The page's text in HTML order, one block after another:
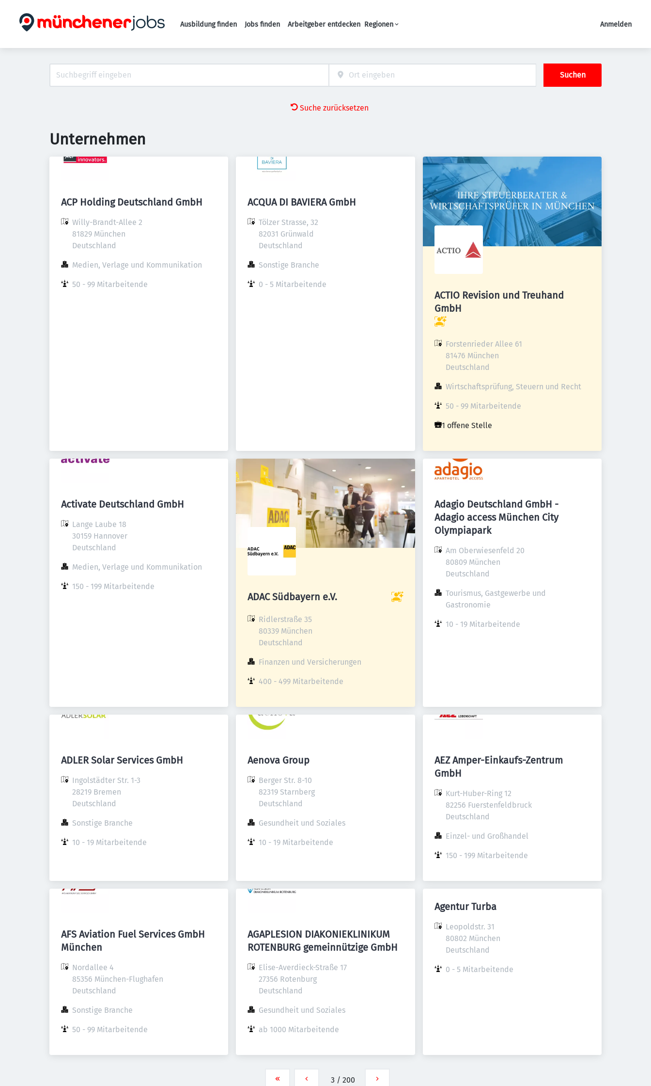
Haupt-Navigation
Ausbildung finden Jobs finden Arbeitgeber entdecken Regionen Anmelden
Suchen
Suche zurücksetzen
Unternehmen
ACP Holding Deutschland GmbH
Willy-Brandt-Allee 2
81829 München
Deutschland
Medien, Verlage und Kommunikation
50 - 99 Mitarbeitende
ACQUA DI BAVIERA GmbH
Tölzer Strasse, 32
82031 Grünwald
Deutschland
Sonstige Branche
0 - 5 Mitarbeitende
ACTIO Revision und Treuhand
GmbH
Forstenrieder Allee 61
81476 München
Deutschland
Wirtschaftsprüfung, Steuern und Recht
50 - 99 Mitarbeitende
1 offene Stelle
Activate Deutschland GmbH
Lange Laube 18
30159 Hannover
Deutschland
Medien, Verlage und Kommunikation
150 - 199 Mitarbeitende
ADAC Südbayern e.V.
Ridlerstraße 35
80339 München
Deutschland
Finanzen und Versicherungen
400 - 499 Mitarbeitende
Adagio Deutschland GmbH -
Adagio access München City
Olympiapark
Am Oberwiesenfeld 20
80809 München
Deutschland
Tourismus, Gastgewerbe und
Gastronomie
10 - 19 Mitarbeitende
ADLER Solar Services GmbH
Ingolstädter Str. 1-3
28219 Bremen
Deutschland
Sonstige Branche
10 - 19 Mitarbeitende
Aenova Group
Berger Str. 8-10
82319 Starnberg
Deutschland
Gesundheit und Soziales
10 - 19 Mitarbeitende
AEZ Amper-Einkaufs-Zentrum
GmbH
Kurt-Huber-Ring 12
82256 Fuerstenfeldbruck
Deutschland
Einzel- und Großhandel
150 - 199 Mitarbeitende
AFS Aviation Fuel Services GmbH
München
Nordallee 4
85356 München-Flughafen
Deutschland
Sonstige Branche
50 - 99 Mitarbeitende
AGAPLESION DIAKONIEKLINIKUM
ROTENBURG gemeinnützige GmbH
Elise-Averdieck-Straße 17
27356 Rotenburg
Deutschland
Gesundheit und Soziales
ab 1000 Mitarbeitende
Agentur Turba
Leopoldstr. 31
80802 München
Deutschland
0 - 5 Mitarbeitende
3 / 200